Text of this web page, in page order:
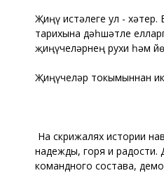
Җиңү истәлеге ул -
тарихына дәһшәтле
җиңүчеләрнең рухи һәм
Җиңүчеләр токымыннан
На скрижалях истории
надежды, горя и радости.
командного состава,